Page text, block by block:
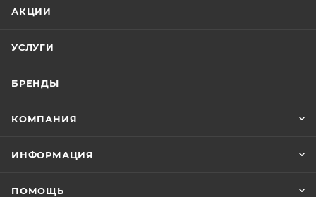
АКЦИИ
УСЛУГИ
БРЕНДЫ
КОМПАНИЯ
ИНФОРМАЦИЯ
ПОМОЩЬ